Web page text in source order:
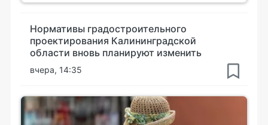
Нормативы градостроительного
проектирования Калининградской
области вновь планируют изменить
вчера, 14:35